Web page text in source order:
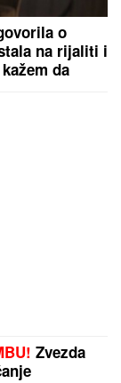
o
na rijaliti i
da
Zvezda